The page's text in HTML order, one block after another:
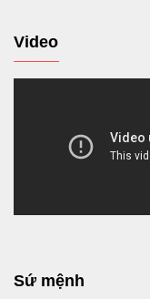
Video
Sứ mệnh